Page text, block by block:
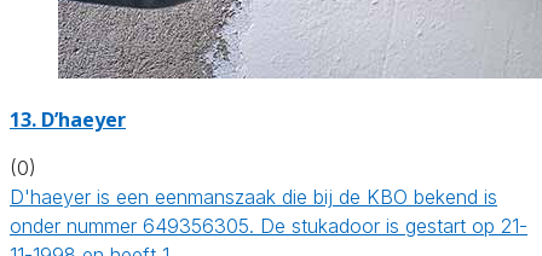
13. D’haeyer
(0)
D'haeyer is een eenmanszaak die bij de KBO bekend is
onder nummer 649356305. De stukadoor is gestart op 21-